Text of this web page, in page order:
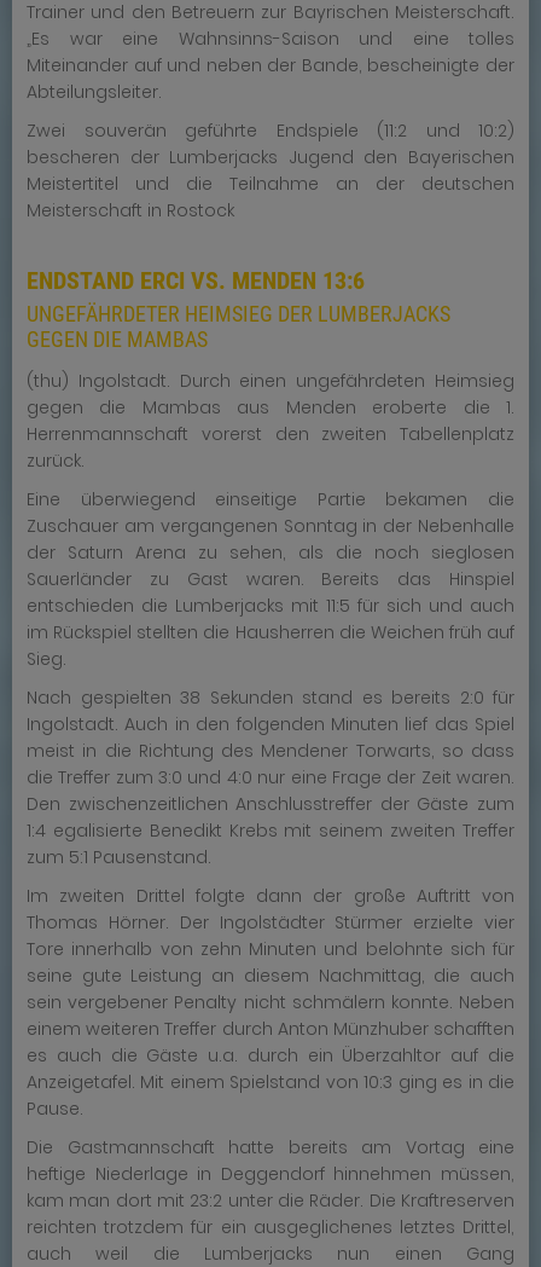
Trainer und den Betreuern zur Bayrischen Meisterschaft.
„Es war eine Wahnsinns-Saison und eine tolles
Miteinander auf und neben der Bande, bescheinigte der
Abteilungsleiter.
Zwei souverän geführte Endspiele (11:2 und 10:2)
bescheren der Lumberjacks Jugend den Bayerischen
Meistertitel und die Teilnahme an der deutschen
Meisterschaft in Rostock
ENDSTAND ERCI VS. MENDEN 13:6
UNGEFÄHRDETER HEIMSIEG DER LUMBERJACKS
GEGEN DIE MAMBAS
(thu) Ingolstadt. Durch einen ungefährdeten Heimsieg
gegen die Mambas aus Menden eroberte die 1.
Herrenmannschaft vorerst den zweiten Tabellenplatz
zurück.
Eine überwiegend einseitige Partie bekamen die
Zuschauer am vergangenen Sonntag in der Nebenhalle
der Saturn Arena zu sehen, als die noch sieglosen
Sauerländer zu Gast waren. Bereits das Hinspiel
entschieden die Lumberjacks mit 11:5 für sich und auch
im Rückspiel stellten die Hausherren die Weichen früh auf
Sieg.
Nach gespielten 38 Sekunden stand es bereits 2:0 für
Ingolstadt. Auch in den folgenden Minuten lief das Spiel
meist in die Richtung des Mendener Torwarts, so dass
die Treffer zum 3:0 und 4:0 nur eine Frage der Zeit waren.
Den zwischenzeitlichen Anschlusstreffer der Gäste zum
1:4 egalisierte Benedikt Krebs mit seinem zweiten Treffer
zum 5:1 Pausenstand.
Im zweiten Drittel folgte dann der große Auftritt von
Thomas Hörner. Der Ingolstädter Stürmer erzielte vier
Tore innerhalb von zehn Minuten und belohnte sich für
seine gute Leistung an diesem Nachmittag, die auch
sein vergebener Penalty nicht schmälern konnte. Neben
einem weiteren Treffer durch Anton Münzhuber schafften
es auch die Gäste u.a. durch ein Überzahltor auf die
Anzeigetafel. Mit einem Spielstand von 10:3 ging es in die
Pause.
Die Gastmannschaft hatte bereits am Vortag eine
heftige Niederlage in Deggendorf hinnehmen müssen,
kam man dort mit 23:2 unter die Räder. Die Kraftreserven
reichten trotzdem für ein ausgeglichenes letztes Drittel,
auch weil die Lumberjacks nun einen Gang